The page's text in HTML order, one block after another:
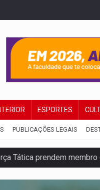
ESPORTES
PUBLICAÇÕES LEGAIS
Tática prendem